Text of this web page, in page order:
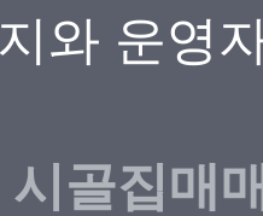
와 운영
시골집매